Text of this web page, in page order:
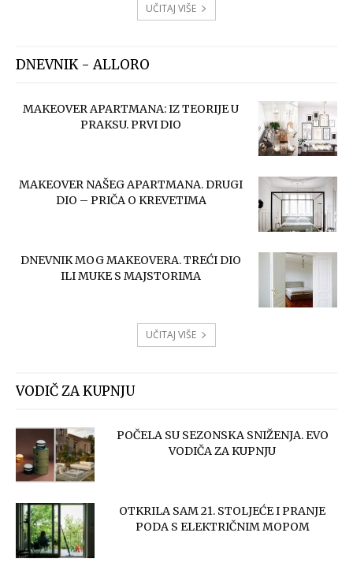
UČITAJ VIŠE
DNEVNIK - ALLORO
MAKEOVER APARTMANA: IZ TEORIJE U
PRAKSU. PRVI DIO
MAKEOVER NAŠEG APARTMANA. DRUGI
DIO – PRIČA O KREVETIMA
DNEVNIK MOG MAKEOVERA. TREĆI DIO
ILI MUKE S MAJSTORIMA
UČITAJ VIŠE
VODIČ ZA KUPNJU
POČELA SU SEZONSKA SNIŽENJA. EVO
VODIČA ZA KUPNJU
OTKRILA SAM 21. STOLJEĆE I PRANJE
PODA S ELEKTRIČNIM MOPOM